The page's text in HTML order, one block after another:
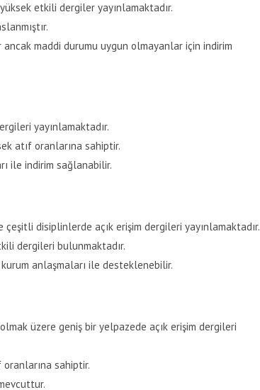
etkili dergiler yayınlamaktadır.
maddi durumu uygun olmayanlar için indirim
yayınlamaktadır.
atıf oranlarına sahiptir.
ile indirim sağlanabilir.
disiplinlerde açık erişim dergileri yayınlamaktadır.
dergileri bulunmaktadır.
anlaşmaları ile desteklenebilir.
üzere geniş bir yelpazede açık erişim dergileri
sahiptir.